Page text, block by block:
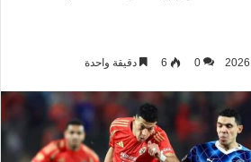
0
6 دقيقة واحدة